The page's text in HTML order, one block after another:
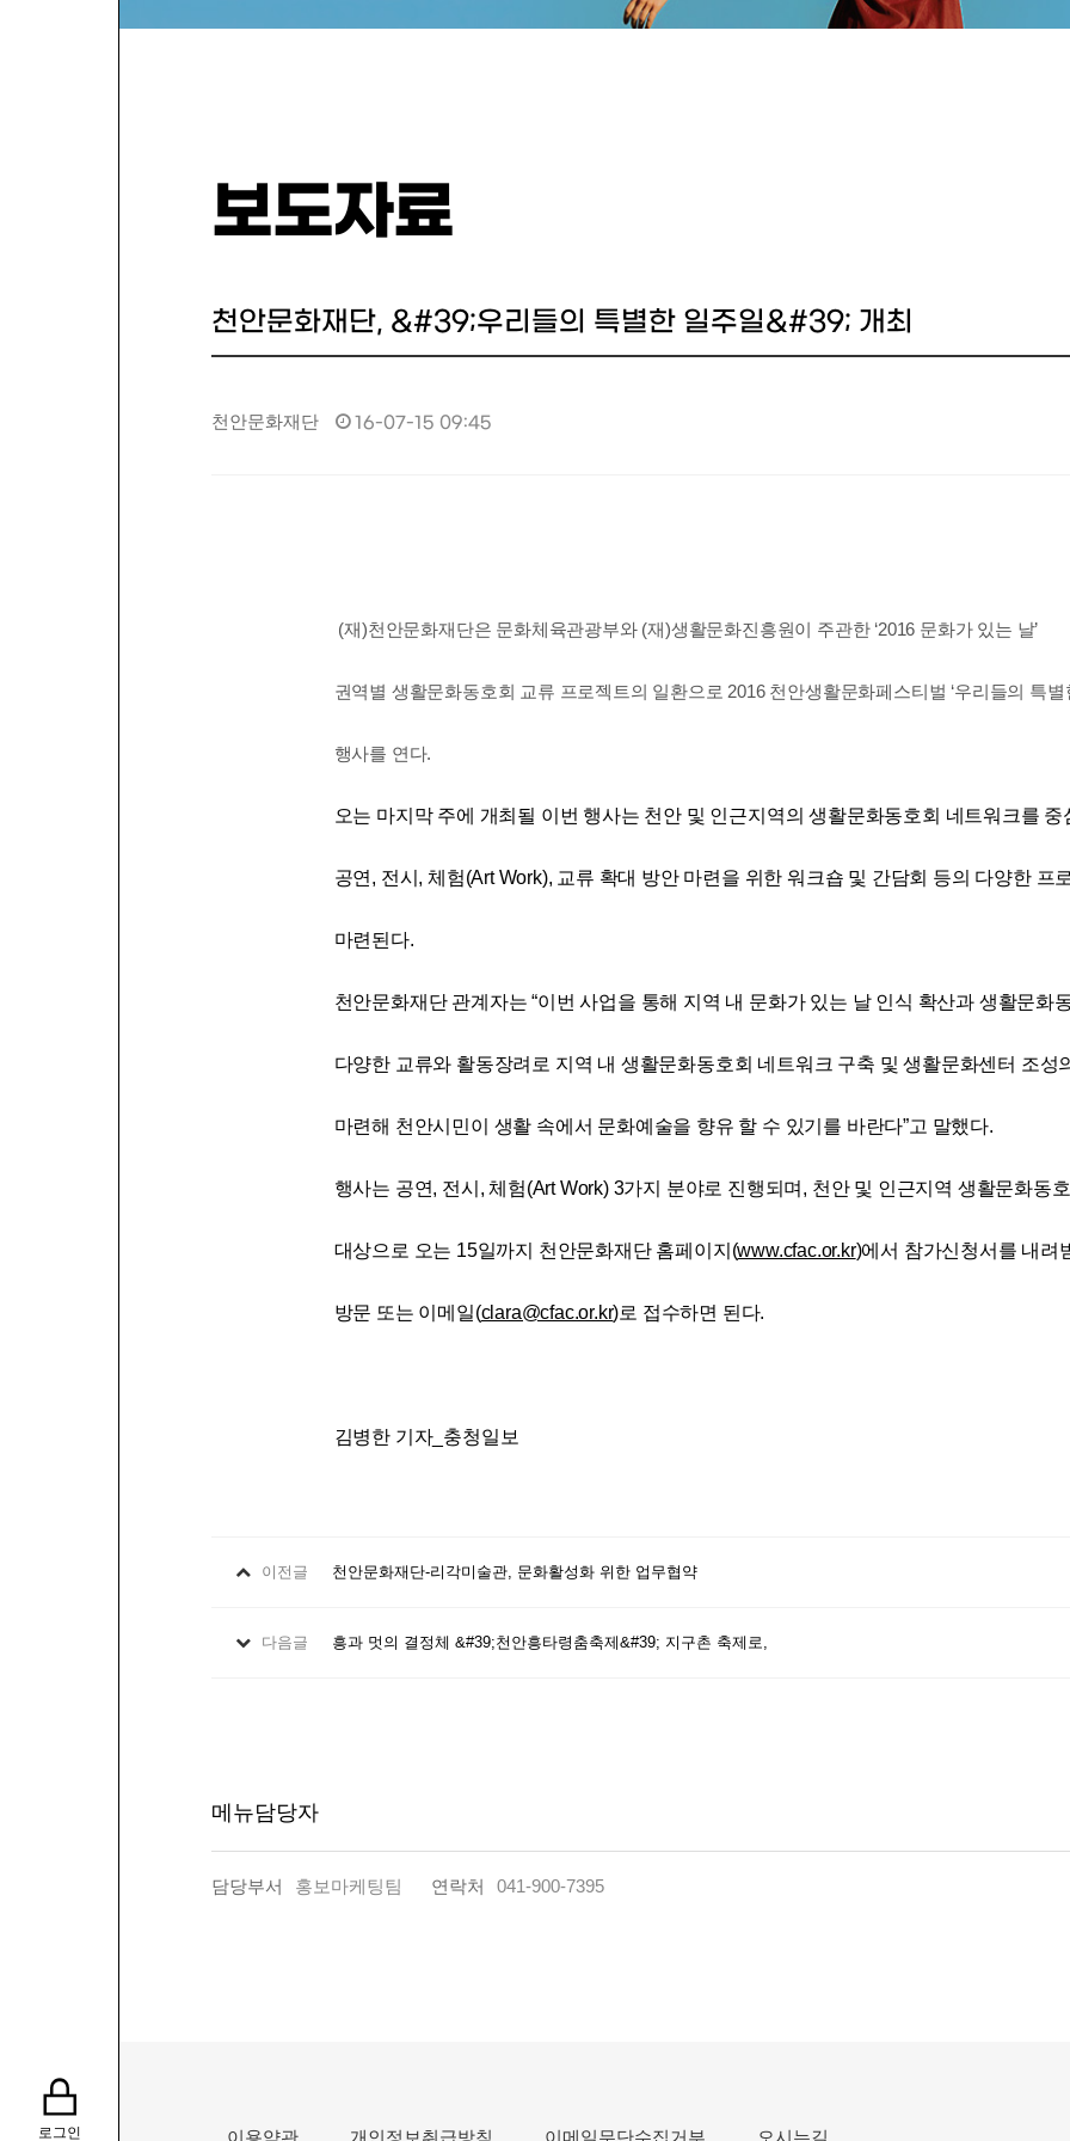
로그인
보도자료
천안문화재단, &#39;우리들의 특별한 일주일&#39; 개최
천안문화재단 16-07-15 09:45
(재)천안문화재단은 문화체육관광부와 (재)생활문화진흥원이 주관한 ‘2016 문화가 있는 날’
권역별 생활문화동호회 교류 프로젝트의 일환으로 2016 천안생활문화페스티벌 ‘우리들의 특별
행사를 연다.
오는 마지막 주에 개최될 이번 행사는 천안 및 인근지역의 생활문화동호회 네트워크를 중
공연, 전시, 체험(Art Work), 교류 확대 방안 마련을 위한 워크숍 및 간담회 등의 다양한 프
마련된다.
천안문화재단 관계자는 “이번 사업을 통해 지역 내 문화가 있는 날 인식 확산과 생활문화
다양한 교류와 활동장려로 지역 내 생활문화동호회 네트워크 구축 및 생활문화센터 조성
마련해 천안시민이 생활 속에서 문화예술을 향유 할 수 있기를 바란다”고 말했다.
행사는 공연, 전시, 체험(Art Work) 3가지 분야로 진행되며, 천안 및 인근지역 생활문화동
대상으로 오는 15일까지 천안문화재단 홈페이지(www.cfac.or.kr)에서 참가신청서를 내려
방문 또는 이메일(clara@cfac.or.kr)로 접수하면 된다.
김병한 기자_충청일보
이전글 천안문화재단-리각미술관, 문화활성화 위한 업무협약
다음글 흥과 멋의 결정체 &#39;천안흥타령춤축제&#39; 지구촌 축제로,
메뉴담당자
담당부서 홍보마케팅팀 연락처 041-900-7395
이용약관 개인정보취급방침 이메일무단수집거부 오시는길